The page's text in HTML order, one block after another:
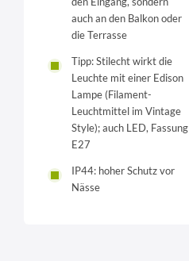
auch an den Balkon oder
die Terrasse
Tipp: Stilecht wirkt die
Leuchte mit einer Edison
Lampe (Filament-
Leuchtmittel im Vintage
Style); auch LED, Fassung
E27
IP44: hoher Schutz vor
Nässe